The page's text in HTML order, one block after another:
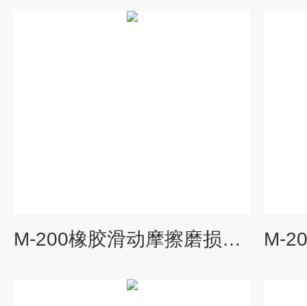
M-200橡胶滑动摩擦磨损测定机